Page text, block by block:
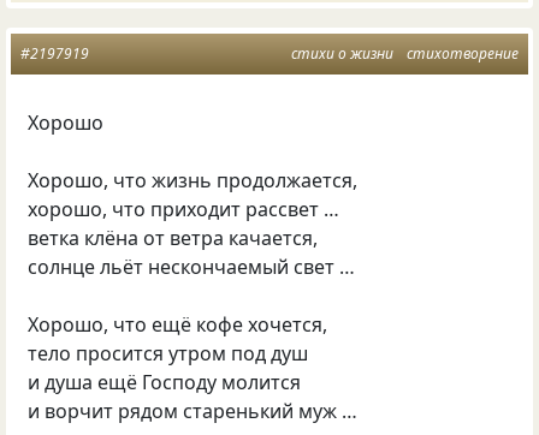
стихи о жизни стихотворение
#2197919
Хорошо
Хорошо, что жизнь продолжается,
хорошо, что приходит рассвет …
ветка клёна от ветра качается,
солнце льёт нескончаемый свет …
Хорошо, что ещё кофе хочется,
тело просится утром под душ
и душа ещё Господу молится
и ворчит рядом старенький муж …